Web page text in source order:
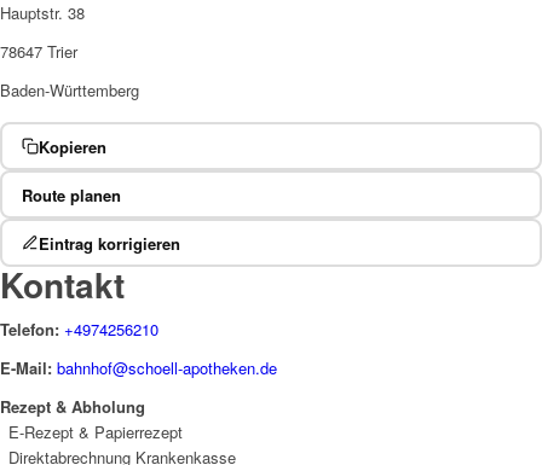
Hauptstr. 38
78647 Trier
Baden-Württemberg
Kopieren
Route planen
Eintrag korrigieren
Kontakt
Telefon: +4974256210
E-Mail: bahnhof@schoell-apotheken.de
Rezept & Abholung
E-Rezept & Papierrezept
Direktabrechnung Krankenkasse